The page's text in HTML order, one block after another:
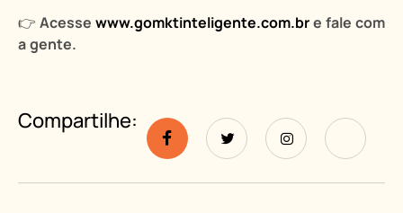
👉 Acesse www.gomktinteligente.com.bre fale com
a gente.
Compartilhe: